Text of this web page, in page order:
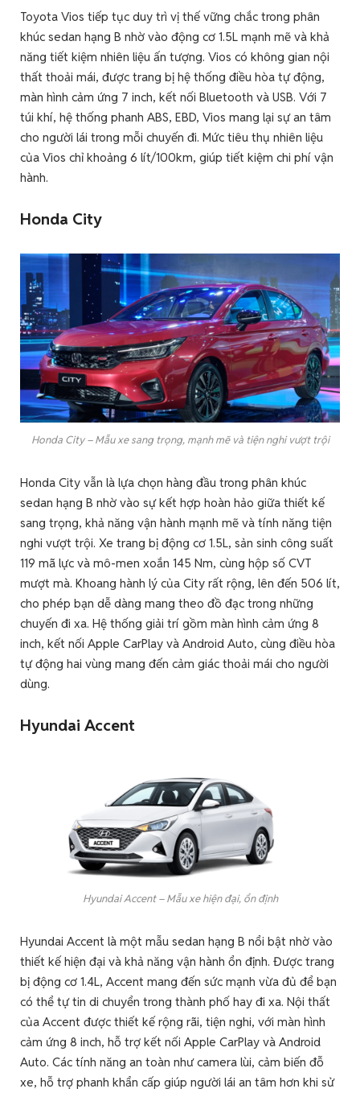
Toyota Vios tiếp tục duy trì vị thế vững chắc trong phân
khúc sedan hạng B nhờ vào động cơ 1.5L mạnh mẽ và khả
năng tiết kiệm nhiên liệu ấn tượng. Vios có không gian nội
thất thoải mái, được trang bị hệ thống điều hòa tự động,
màn hình cảm ứng 7 inch, kết nối Bluetooth và USB. Với 7
túi khí, hệ thống phanh ABS, EBD, Vios mang lại sự an tâm
cho người lái trong mỗi chuyến đi. Mức tiêu thụ nhiên liệu
của Vios chỉ khoảng 6 lít/100km, giúp tiết kiệm chi phí vận
hành.
Honda City
Honda City – Mẫu xe sang trọng, mạnh mẽ và tiện nghi vượt trội
Honda City vẫn là lựa chọn hàng đầu trong phân khúc
sedan hạng B nhờ vào sự kết hợp hoàn hảo giữa thiết kế
sang trọng, khả năng vận hành mạnh mẽ và tính năng tiện
nghi vượt trội. Xe trang bị động cơ 1.5L, sản sinh công suất
119 mã lực và mô-men xoắn 145 Nm, cùng hộp số CVT
mượt mà. Khoang hành lý của City rất rộng, lên đến 506 lít,
cho phép bạn dễ dàng mang theo đồ đạc trong những
chuyến đi xa. Hệ thống giải trí gồm màn hình cảm ứng 8
inch, kết nối Apple CarPlay và Android Auto, cùng điều hòa
tự động hai vùng mang đến cảm giác thoải mái cho người
dùng.
Hyundai Accent
Hyundai Accent – Mẫu xe hiện đại, ổn định
Hyundai Accent là một mẫu sedan hạng B nổi bật nhờ vào
thiết kế hiện đại và khả năng vận hành ổn định. Được trang
bị động cơ 1.4L, Accent mang đến sức mạnh vừa đủ để bạn
có thể tự tin di chuyển trong thành phố hay đi xa. Nội thất
của Accent được thiết kế rộng rãi, tiện nghi, với màn hình
cảm ứng 8 inch, hỗ trợ kết nối Apple CarPlay và Android
Auto. Các tính năng an toàn như camera lùi, cảm biến đỗ
xe, hỗ trợ phanh khẩn cấp giúp người lái an tâm hơn khi sử